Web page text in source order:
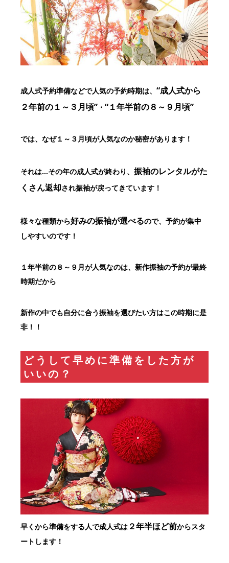
成人式予約準備などで人気の予約時期は、“成人式から
２年前の１～３月頃” ・“１年半前の８～９月頃”
では、なぜ１～３月頃が人気なのか秘密があります！
それは…その年の成人式が終わり、振袖のレンタルがた
くさん返却され振袖が戻ってきています！
様々な種類から好みの振袖が選べるので、予約が集中
しやすいのです！
１年半前の８～９月が人気なのは、新作振袖の予約が最終
時期だから
新作の中でも自分に合う振袖を選びたい方はこの時期に是
非！！
どうして早めに準備をした方が
いいの？
早くから準備をする人で成人式は ２年半ほど前からスタ
ートします！